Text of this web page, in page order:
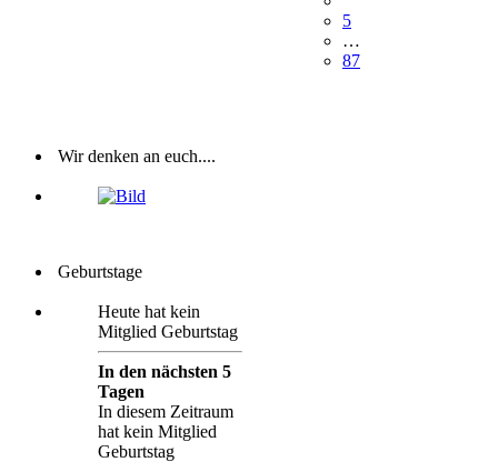
5
…
87
Wir denken an euch....
Geburtstage
Heute hat kein
Mitglied Geburtstag
In den nächsten 5
Tagen
In diesem Zeitraum
hat kein Mitglied
Geburtstag